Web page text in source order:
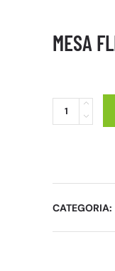
MESA
CATEGORIA: